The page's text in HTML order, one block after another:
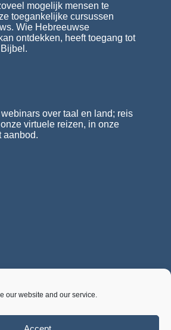
our website and our service.
mogelijk mensen te
toegankelijke cursussen
Wie Hebreeuwse
ontdekken, heeft toegang tot
over taal en land; reis
virtuele reizen, in onze
aanbod.
71932 Na'ale